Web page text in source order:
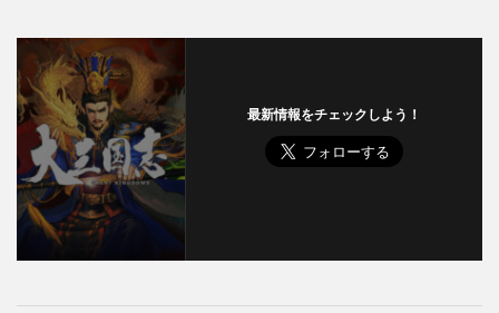
最新情報をチェックしよう！